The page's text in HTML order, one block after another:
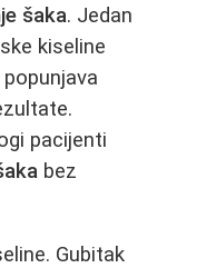
šaka. Jedan
kiseline
pacijenti
bez
Gubitak